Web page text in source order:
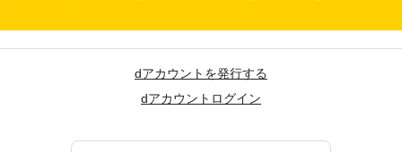
dアカウントを発行する
dアカウントログイン